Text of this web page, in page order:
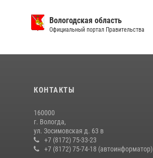
Вологодская область
Официальный портал Правительства
КОНТАКТЫ
160000
г. Вологда,
ул. Зосимовская д. 63 в
+7 (8172) 75-33-23
+7 (8172) 75-74-18 (автоинформатор)